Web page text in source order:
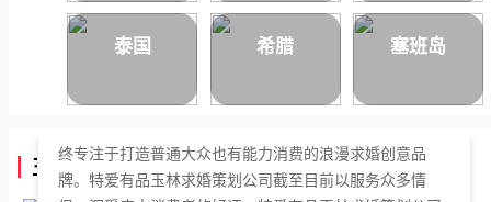
泰国 希腊 塞班岛
玉林求婚策划公司简介
特爱有品玉林求婚策划公司，于2018年正式成立，是国内
终专注于打造普通大众也有能力消费的浪漫求婚创意品
牌。特爱有品玉林求婚策划公司截至目前以服务众多情